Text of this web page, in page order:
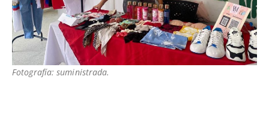
Fotografía: suministrada.